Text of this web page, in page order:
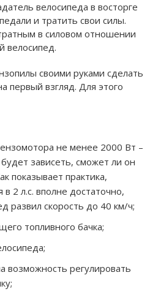
велосипеда в восторге
и тратить свои силы.
в силовом отношении
велосипед.
своими руками сделать
первый взгляд. Для этого
не менее 2000 Вт –
зависеть, сможет ли он
показывает практика,
2 л.с. вполне достаточно,
развил скорость до 40 км/ч;
топливного бачка;
возможность регулировать